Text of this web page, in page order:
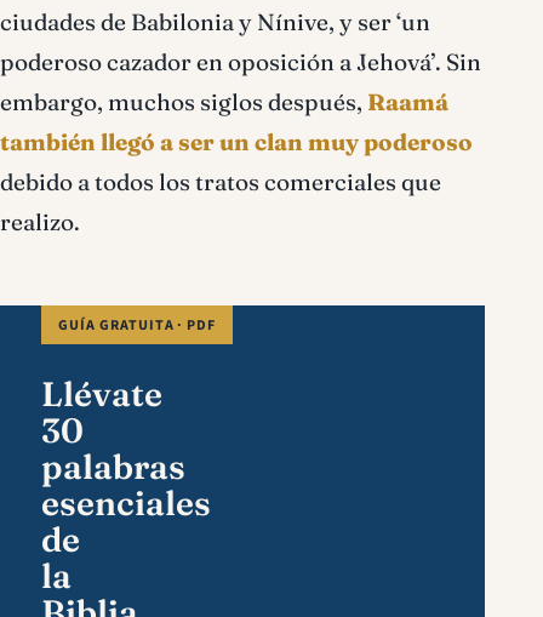
ciudades de Babilonia y Nínive, y ser ‘un
poderoso cazador en oposición a Jehová’. Sin
embargo, muchos siglos después, Raamá
también llegó a ser un clan muy poderoso
debido a todos los tratos comerciales que
realizo.
GUÍA GRATUITA · PDF
Llévate
30
palabras
esenciales
de
la